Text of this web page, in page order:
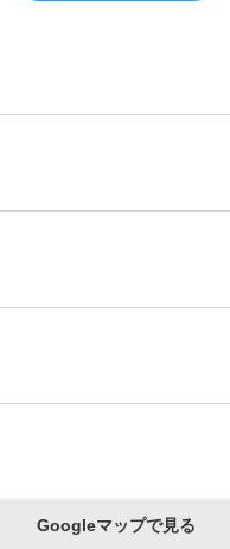
Googleマップで見る